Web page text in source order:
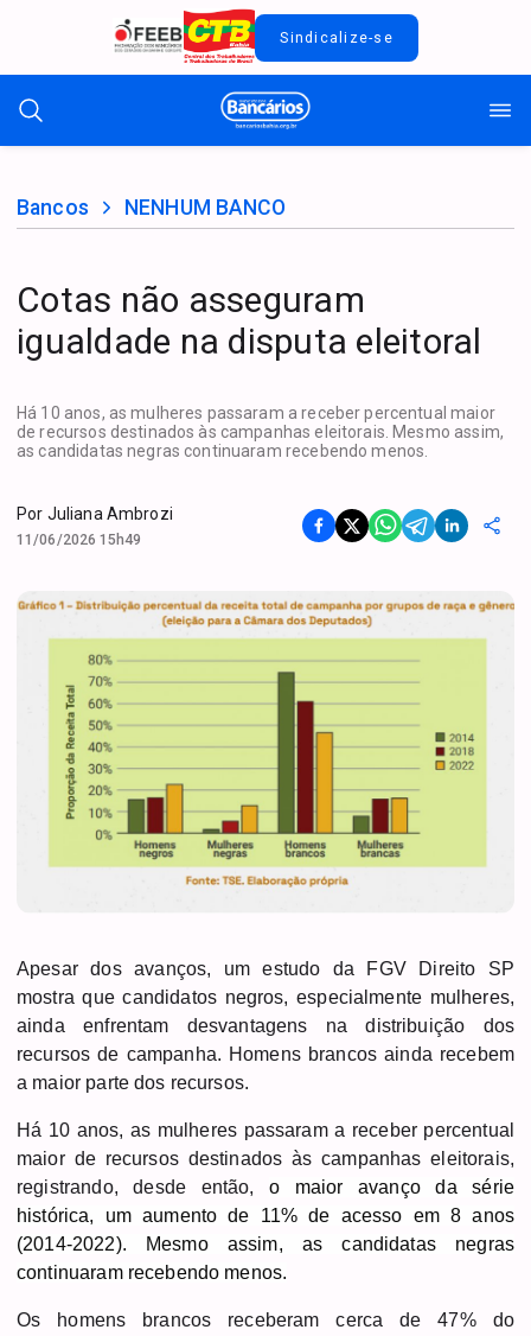
Sindicalize-se
Bancos NENHUM BANCO
Cotas não asseguram
igualdade na disputa eleitoral
Há 10 anos, as mulheres passaram a receber percentual maior
de recursos destinados às campanhas eleitorais. Mesmo assim,
as candidatas negras continuaram recebendo menos.
Por Juliana Ambrozi
11/06/2026 15h49
Apesar dos avanços, um estudo da FGV Direito SP
mostra que candidatos negros, especialmente mulheres,
ainda enfrentam desvantagens na distribuição dos
recursos de campanha. Homens brancos ainda recebem
a maior parte dos recursos.
Há 10 anos, as mulheres passaram a receber percentual
maior de recursos destinados às campanhas eleitorais,
registrando, desde então,o maior avanço da série
histórica, um aumento de 11% de acesso em 8 anos
(2014-2022). Mesmo assim, as candidatas negras
continuaram recebendo menos.
Os homens brancos receberam cerca de 47% do